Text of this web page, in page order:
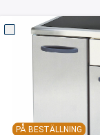
PÅ BESTÄLLNING